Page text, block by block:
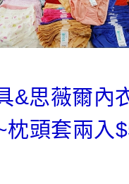
&思薇爾內
枕頭套兩入